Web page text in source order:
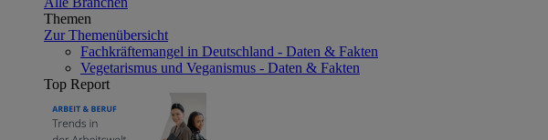
Themen
Zur Themenübersicht
Fachkräftemangel in Deutschland - Daten & Fakten
Vegetarismus und Veganismus - Daten & Fakten
Top Report